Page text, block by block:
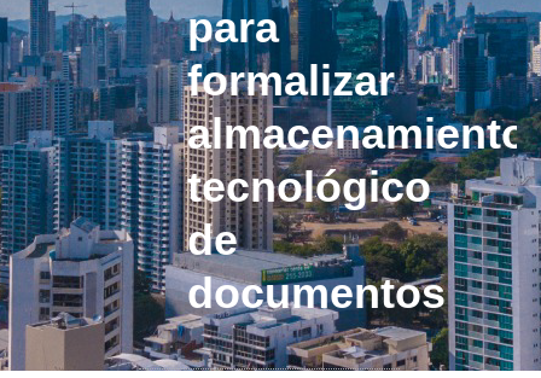
para
formalizar
almacenamiento
tecnológico
de
documentos